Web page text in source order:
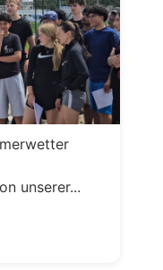
unserer...